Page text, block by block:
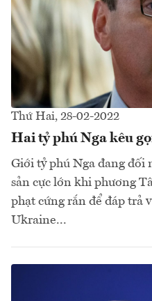
Thứ Hai, 28-02-2022
Hai tỷ phú Nga kêu
Giới tỷ phú Nga đang đối
sản cực lớn khi phương
phạt cứng rắn để đáp trả
Ukraine...